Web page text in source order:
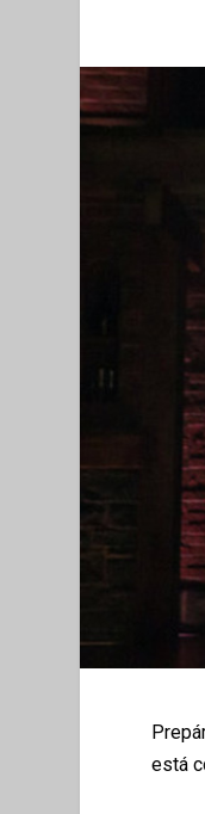
está